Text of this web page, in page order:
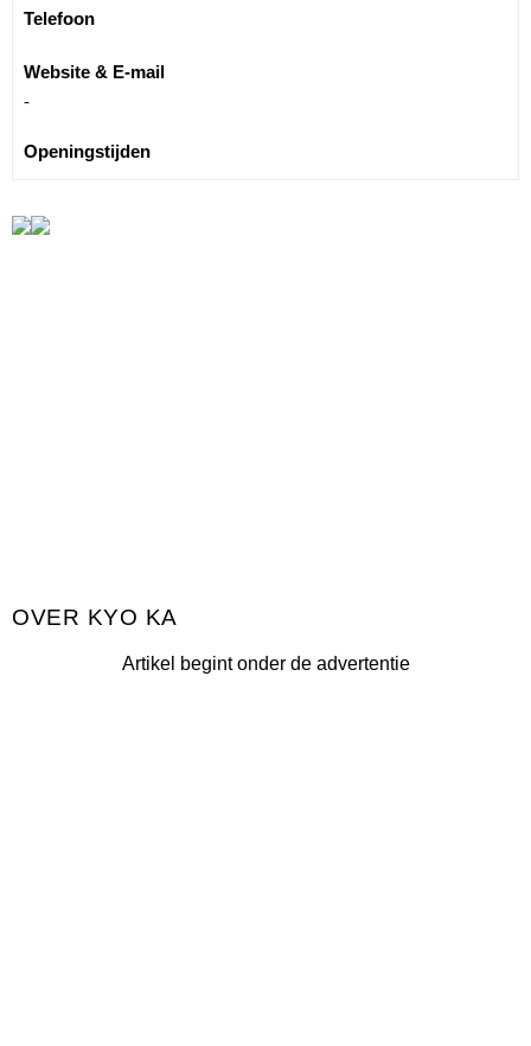
Telefoon
Website & E-mail
-
Openingstijden
KYO KA
Artikel begint onder de advertentie